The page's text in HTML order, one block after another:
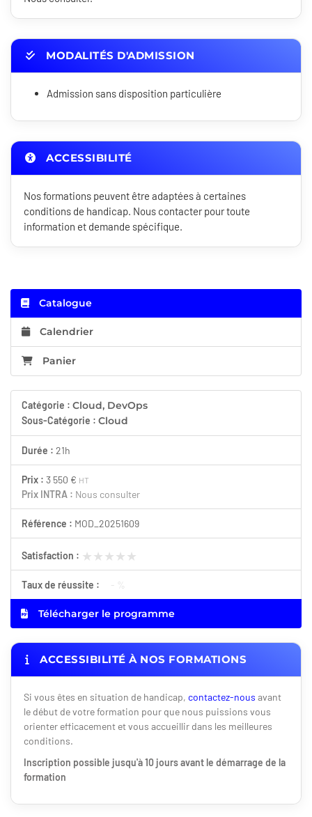
MODALITÉS D'ADMISSION
Admission sans disposition particulière
ACCESSIBILITÉ
Nos formations peuvent être adaptées à certaines
conditions de handicap. Nous contacter pour toute
information et demande spécifique.
Catalogue
Calendrier
Panier
Catégorie : Cloud, DevOps
Sous-Catégorie : Cloud
Durée : 21h
Prix : 3 550 € HT
Prix INTRA : Nous consulter
Référence : MOD_20251609
Satisfaction : ★★★★★
★★★★★
Taux de réussite : - %
Télécharger le programme
ACCESSIBILITÉ À NOS FORMATIONS
Si vous êtes en situation de handicap, contactez-nous avant
le début de votre formation pour que nous puissions vous
orienter efficacement et vous accueillir dans les meilleures
conditions.
Inscription possible jusqu'à 10 jours avant le démarrage de la
formation